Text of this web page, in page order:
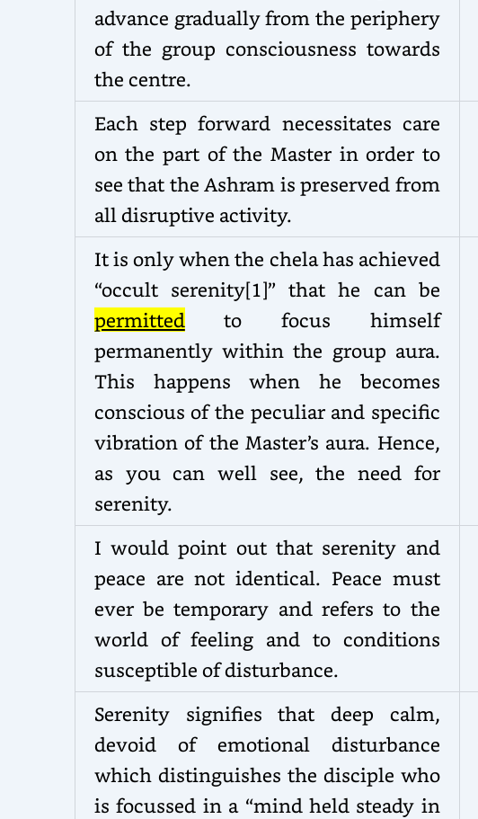
advance gradually from the periphery
of the group consciousness towards
the centre.
Each step forward necessitates care
on the part of the Master in order to
see that the Ashram is preserved from
all disruptive activity.
It is only when the chela has achieved
“occult serenity[1]” that he can be
permittedto focus himself
permanently within the group aura.
This happens when he becomes
conscious of the peculiar and specific
vibration of the Master’s aura. Hence,
as you can well see, the need for
serenity.
I would point out that serenity and
peace are not identical. Peace must
ever be temporary and refers to the
world of feeling and to conditions
susceptible of disturbance.
Serenity signifies that deep calm,
devoid of emotional disturbance
which distinguishes the disciple who
is focussed in a “mind held steady in